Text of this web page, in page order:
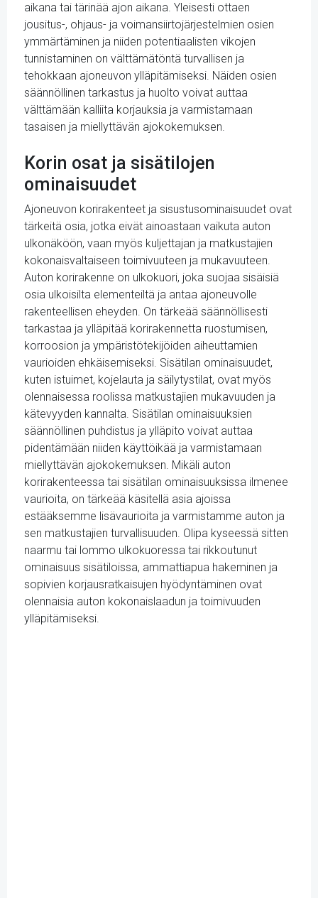
aikana tai tärinää ajon aikana. Yleisesti ottaen
jousitus-, ohjaus- ja voimansiirtojärjestelmien osien
ymmärtäminen ja niiden potentiaalisten vikojen
tunnistaminen on välttämätöntä turvallisen ja
tehokkaan ajoneuvon ylläpitämiseksi. Näiden osien
säännöllinen tarkastus ja huolto voivat auttaa
välttämään kalliita korjauksia ja varmistamaan
tasaisen ja miellyttävän ajokokemuksen.
Korin osat ja sisätilojen
ominaisuudet
Ajoneuvon korirakenteet ja sisustusominaisuudet ovat
tärkeitä osia, jotka eivät ainoastaan vaikuta auton
ulkonäköön, vaan myös kuljettajan ja matkustajien
kokonaisvaltaiseen toimivuuteen ja mukavuuteen.
Auton korirakenne on ulkokuori, joka suojaa sisäisiä
osia ulkoisilta elementeiltä ja antaa ajoneuvolle
rakenteellisen eheyden. On tärkeää säännöllisesti
tarkastaa ja ylläpitää korirakennetta ruostumisen,
korroosion ja ympäristötekijöiden aiheuttamien
vaurioiden ehkäisemiseksi. Sisätilan ominaisuudet,
kuten istuimet, kojelauta ja säilytystilat, ovat myös
olennaisessa roolissa matkustajien mukavuuden ja
kätevyyden kannalta. Sisätilan ominaisuuksien
säännöllinen puhdistus ja ylläpito voivat auttaa
pidentämään niiden käyttöikää ja varmistamaan
miellyttävän ajokokemuksen. Mikäli auton
korirakenteessa tai sisätilan ominaisuuksissa ilmenee
vaurioita, on tärkeää käsitellä asia ajoissa
estääksemme lisävaurioita ja varmistamme auton ja
sen matkustajien turvallisuuden. Olipa kyseessä sitten
naarmu tai lommo ulkokuoressa tai rikkoutunut
ominaisuus sisätiloissa, ammattiapua hakeminen ja
sopivien korjausratkaisujen hyödyntäminen ovat
olennaisia auton kokonaislaadun ja toimivuuden
ylläpitämiseksi.